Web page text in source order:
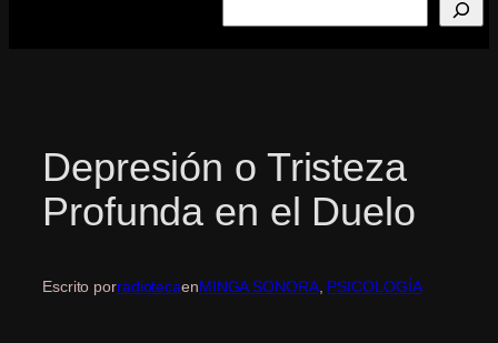
Depresión o Tristeza
Profunda en el Duelo
Escrito porradiotecaenMINGA SONORA, PSICOLOGÍA